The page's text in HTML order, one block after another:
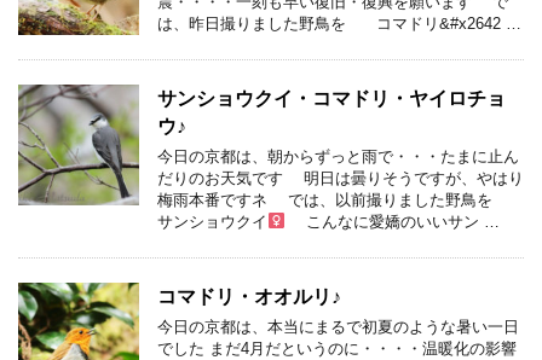
は、昨日撮りました野鳥を コマドリ&#x2642 …
サンショウクイ・コマドリ・ヤイロチョ
ウ♪
今日の京都は、朝からずっと雨で・・・たまに止ん
だりのお天気です 明日は曇りそうですが、やはり
梅雨本番ですネ では、以前撮りました野鳥を
サンショウクイ
こんなに愛嬌のいいサン …
コマドリ・オオルリ♪
今日の京都は、本当にまるで初夏のような暑い一日
でした まだ4月だというのに・・・・温暖化の影響